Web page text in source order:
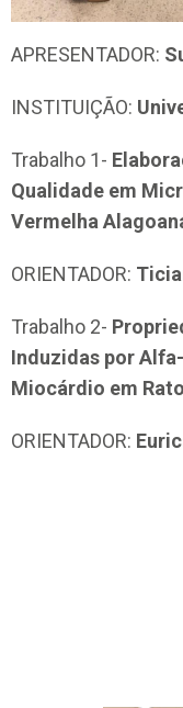
APRESENTADOR:
INSTITUIÇÃO:
Trabalho 1-
Qualidade em
Vermelha
ORIENTADOR:
Trabalho 2-
Induzidas por
Miocárdio em
ORIENTADOR: